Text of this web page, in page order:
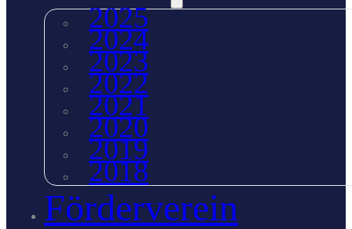
2025
2024
2023
2022
2021
2020
2019
2018
Förderverein